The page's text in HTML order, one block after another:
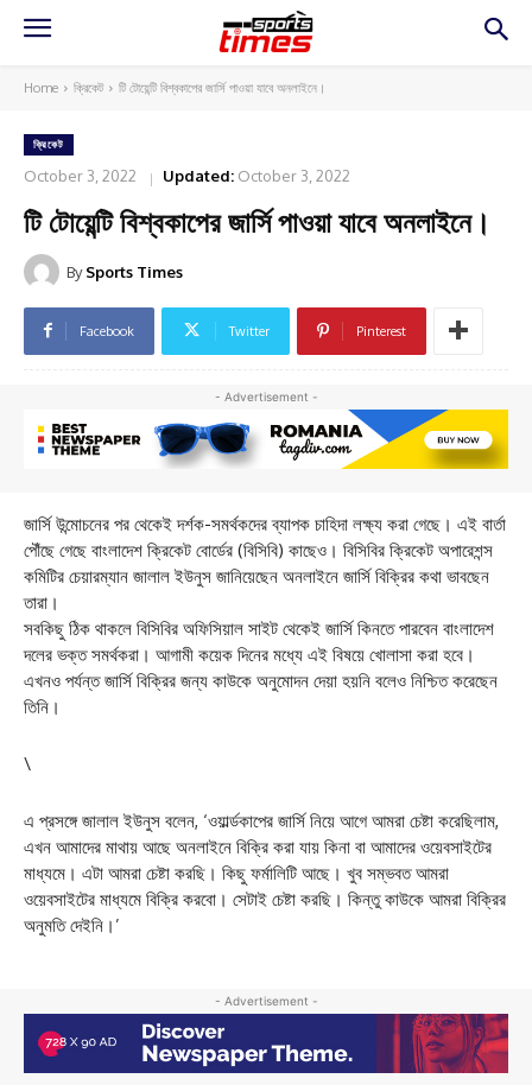
Home ক্রিকেট টি টোয়েন্টি বিশ্বকাপের জার্সি পাওয়া যাবে অনলাইনে।
ক্রিকেট
October 3, 2022 Updated: October 3, 2022
টি টোয়েন্টি বিশ্বকাপের জার্সি পাওয়া যাবে অনলাইনে।
By Sports Times
Facebook Twitter Pinterest
- Advertisement -
জার্সি উন্মোচনের পর থেকেই দর্শক-সমর্থকদের ব্যাপক চাহিদা লক্ষ্য করা গেছে। এই বার্তা
পৌঁছে গেছে বাংলাদেশ ক্রিকেট বোর্ডের (বিসিবি) কাছেও। বিসিবির ক্রিকেট অপারেশন্স
কমিটির চেয়ারম্যান জালাল ইউনুস জানিয়েছেন অনলাইনে জার্সি বিক্রির কথা ভাবছেন
তারা।
সবকিছু ঠিক থাকলে বিসিবির অফিসিয়াল সাইট থেকেই জার্সি কিনতে পারবেন বাংলাদেশ
দলের ভক্ত সমর্থকরা। আগামী কয়েক দিনের মধ্যে এই বিষয়ে খোলাসা করা হবে।
এখনও পর্যন্ত জার্সি বিক্রির জন্য কাউকে অনুমোদন দেয়া হয়নি বলেও নিশ্চিত করেছেন
তিনি।
\
এ প্রসঙ্গে জালাল ইউনুস বলেন, ‘ওয়ার্ল্ডকাপের জার্সি নিয়ে আগে আমরা চেষ্টা করেছিলাম,
এখন আমাদের মাথায় আছে অনলাইনে বিক্রি করা যায় কিনা বা আমাদের ওয়েবসাইটের
মাধ্যমে। এটা আমরা চেষ্টা করছি। কিছু ফর্মালিটি আছে। খুব সম্ভবত আমরা
ওয়েবসাইটের মাধ্যমে বিক্রি করবো। সেটাই চেষ্টা করছি। কিন্তু কাউকে আমরা বিক্রির
অনুমতি দেইনি।’
- Advertisement -